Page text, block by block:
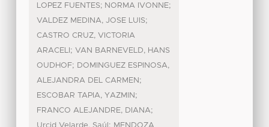
LOPEZ FUENTES; NORMA IVONNE;
VALDEZ MEDINA, JOSE LUIS;
CASTRO CRUZ, VICTORIA
ARACELI ; VAN BARNEVELD, HANS
OUDHOF; DOMINGUEZ ESPINOSA,
ALEJANDRA DEL CARMEN ;
ESCOBAR TAPIA, YAZMIN ;
FRANCO ALEJANDRE, DIANA;
;